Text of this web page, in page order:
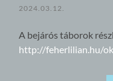
2024.03.12.
A bejárós táborok
http://feherlilian.hu/